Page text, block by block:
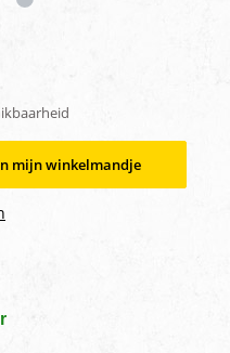
mijn winkelmandje